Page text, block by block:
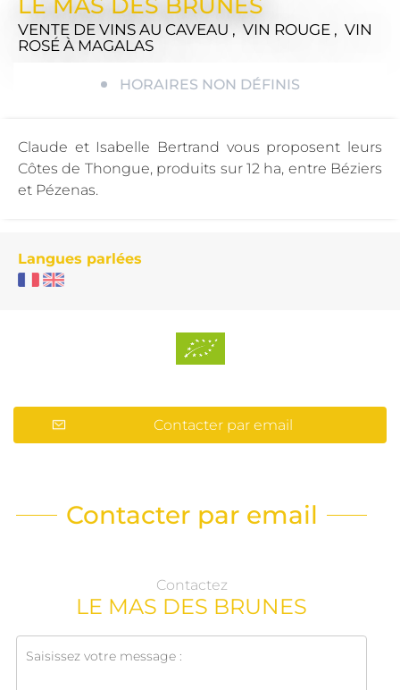
VENTE DE VINS AU CAVEAU , VIN ROUGE , VIN
ROSÉ À MAGALAS
HORAIRES NON DÉFINIS
Claude et Isabelle Bertrand vous proposent leurs
Côtes de Thongue, produits sur 12 ha, entre Béziers
et Pézenas.
Langues parlées
Contacter par email
Contacter par email
Contactez
LE MAS DES BRUNES